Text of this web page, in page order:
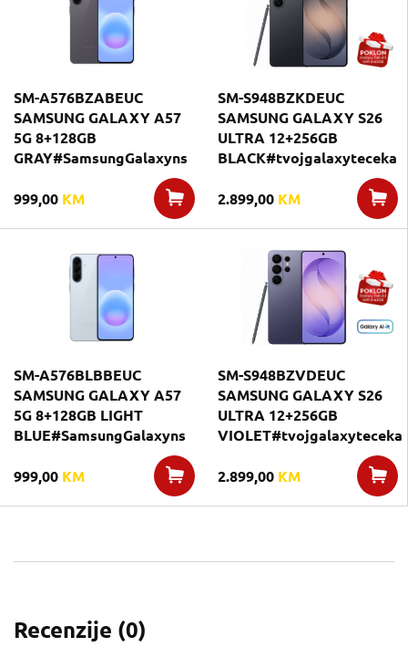
SM-A576BZABEUC
SAMSUNG GALAXY A57
5G 8+128GB
GRAY#SamsungGalaxyns
999,00 KM
SM-S948BZKDEUC
SAMSUNG GALAXY S26
ULTRA 12+256GB
BLACK#tvojgalaxyteceka
2.899,00 KM
SM-A576BLBBEUC
SAMSUNG GALAXY A57
5G 8+128GB LIGHT
BLUE#SamsungGalaxyns
999,00 KM
SM-S948BZVDEUC
SAMSUNG GALAXY S26
ULTRA 12+256GB
VIOLET#tvojgalaxyteceka
2.899,00 KM
Recenzije (0)